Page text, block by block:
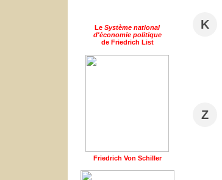
Le Système national
d'économie politique
de Friedrich List
Friedrich Von Schiller
K
Z